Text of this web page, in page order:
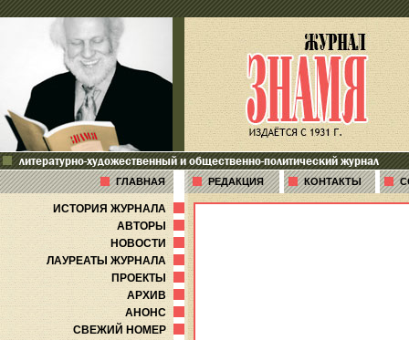
литературно-художественный и общественно-политический журнал
ГЛАВНАЯ РЕДАКЦИЯ КОНТАКТЫ
ИСТОРИЯ ЖУРНАЛА
АВТОРЫ
НОВОСТИ
ЛАУРЕАТЫ ЖУРНАЛА
ПРОЕКТЫ
АРХИВ
АНОНС
СВЕЖИЙ НОМЕР